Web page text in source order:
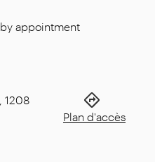
by appointment
1208
Plan d'accès